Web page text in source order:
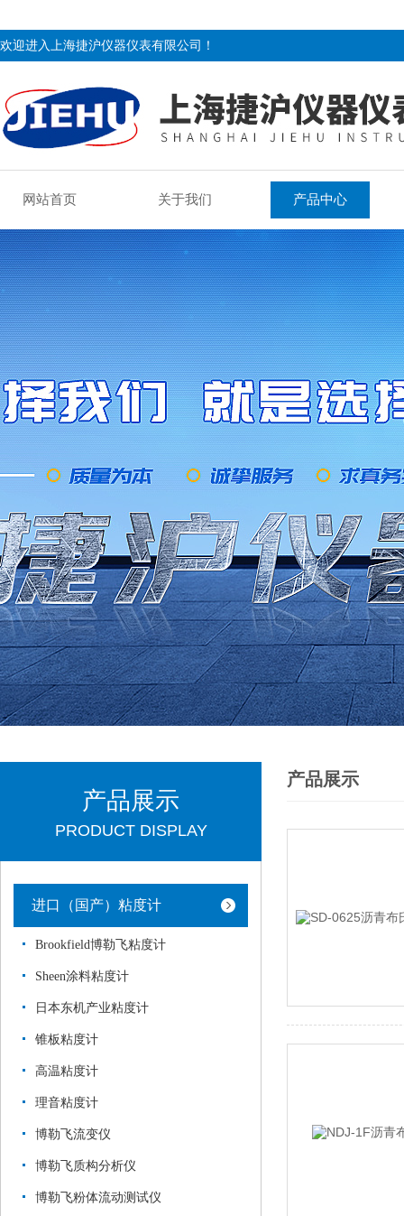
欢迎进入上海捷沪仪器仪表有限公司！
网站首页 关于我们 产品中心
产品展示
PRODUCT DISPLAY
进口（国产）粘度计
Brookfield博勒飞粘度计
Sheen涂料粘度计
日本东机产业粘度计
锥板粘度计
高温粘度计
理音粘度计
博勒飞流变仪
博勒飞质构分析仪
博勒飞粉体流动测试仪
产品展示